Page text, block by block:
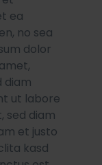
ea
no sea
dolor
diam
ut labore
sed diam
et justo
kasd